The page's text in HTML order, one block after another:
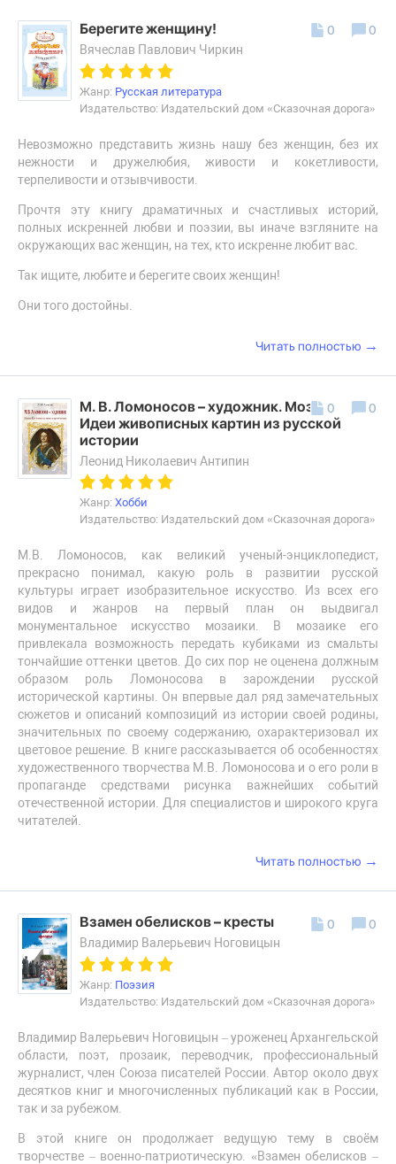
Берегите женщину!
Вячеслав Павлович Чиркин
Жанр: Русская литература
Издательство: Издательский дом «Сказочная дорога»
Невозможно представить жизнь нашу без женщин, без их
нежности и дружелюбия, живости и кокетливости,
терпеливости и отзывчивости.
Прочтя эту книгу драматичных и счастливых историй,
полных искренней любви и поэзии, вы иначе взгляните на
окружающих вас женщин, на тех, кто искренне любит вас.
Так ищите, любите и берегите своих женщин!
Они того достойны.
0 0
Читать полностью →
М. В. Ломоносов – художник. Мозаики.
Идеи живописных картин из русской
истории
Леонид Николаевич Антипин
Жанр: Хобби
Издательство: Издательский дом «Сказочная дорога»
М.В. Ломоносов, как великий ученый-энциклопедист,
прекрасно понимал, какую роль в развитии русской
культуры играет изобразительное искусство. Из всех его
видов и жанров на первый план он выдвигал
монументальное искусство мозаики. В мозаике его
привлекала возможность передать кубиками из смальты
тончайшие оттенки цветов. До сих пор не оценена должным
образом роль Ломоносова в зарождении русской
исторической картины. Он впервые дал ряд замечательных
сюжетов и описаний композиций из истории своей родины,
значительных по своему содержанию, охарактеризовал их
цветовое решение. В книге рассказывается об особенностях
художественного творчества М.В. Ломоносова и о его роли в
пропаганде средствами рисунка важнейших событий
отечественной истории. Для специалистов и широкого круга
читателей.
0 0
Читать полностью →
Взамен обелисков – кресты
Владимир Валерьевич Ноговицын
Жанр: Поэзия
Издательство: Издательский дом «Сказочная дорога»
Владимир Валерьевич Ноговицын – уроженец Архангельской
области, поэт, прозаик, переводчик, профессиональный
журналист, член Союза писателей России. Автор около двух
десятков книг и многочисленных публикаций как в России,
так и за рубежом.
В этой книге он продолжает ведущую тему в своём
творчестве – военно-патриотическую. «Взамен обелисков –
0 0